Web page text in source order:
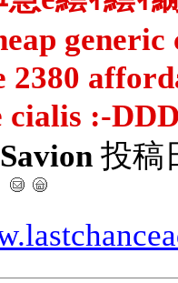
2380
cialis :-
Savion 投稿